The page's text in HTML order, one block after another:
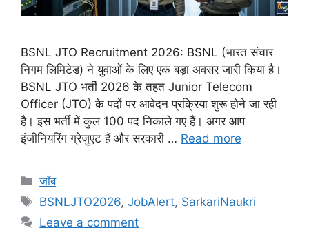
BSNL JTO Recruitment 2026: BSNL (भारत संचार
निगम लिमिटेड) ने युवाओं के लिए एक बड़ा अवसर जारी किया है।
BSNL JTO भर्ती 2026 के तहत Junior Telecom
Officer (JTO) के पदों पर आवेदन प्रक्रिया शुरू होने जा रही
है। इस भर्ती में कुल 100 पद निकाले गए हैं। अगर आप
इंजीनियरिंग ग्रेजुएट हैं और सरकारी … Read more
Categories
जॉब
Tags
BSNLJTO2026,JobAlert, SarkariNaukri
Leave a comment